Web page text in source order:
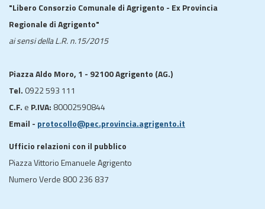
"Libero Consorzio Comunale di Agrigento - Ex Provincia
Regionale di Agrigento"
ai sensi della L.R. n.15/2015
Piazza Aldo Moro, 1 - 92100 Agrigento (AG.)
Tel. 0922 593 111
C.F. e P.IVA: 80002590844
Email - protocollo@pec.provincia.agrigento.it
Ufficio relazioni con il pubblico
Piazza Vittorio Emanuele Agrigento
Numero Verde 800 236 837